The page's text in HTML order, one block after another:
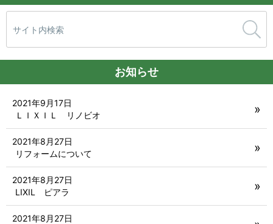
索:
お知らせ
ＬＩＸＩＬ リノビオ
2021年9月17日
リフォームについて
2021年8月27日
LIXIL ピアラ
2021年8月27日
2021年8月27日